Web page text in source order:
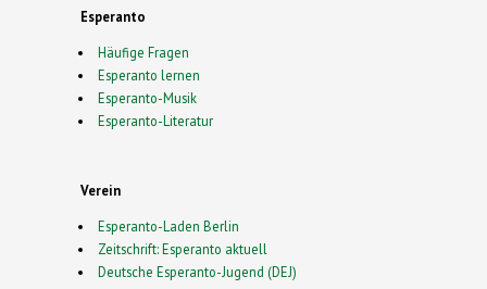
Esperanto
Häufige Fragen
Esperanto lernen
Esperanto-Musik
Esperanto-Literatur
Verein
Esperanto-Laden Berlin
Zeitschrift: Esperanto aktuell
Deutsche Esperanto-Jugend (DEJ)